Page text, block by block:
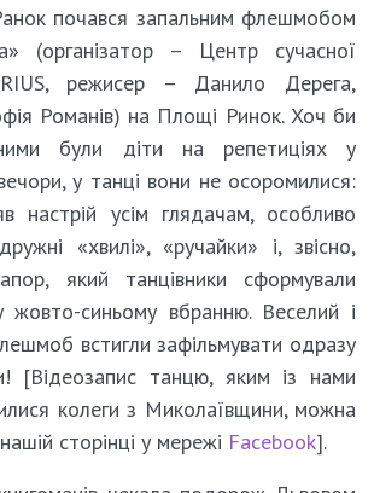
почався запальним флешмобом
(організатор – Центр сучасної
режисер – Данило Дерега,
Романів) на Площі Ринок. Хоч би
були діти на репетиціях у
у танці вони не осоромилися:
настрій усім глядачам, особливо
«хвилі», «ручайки» і, звісно,
який танцівники сформували
жовто-синьому вбранню. Веселий і
встигли зафільмувати одразу
[Відеозапис танцю, яким із нами
колеги з Миколаївщини, можна
сторінці у мережі Facebook].